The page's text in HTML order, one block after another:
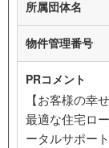
所属団体名
物件管理番号
PRコメント
【お客様の幸
最適な住宅ロ
ータルサポー